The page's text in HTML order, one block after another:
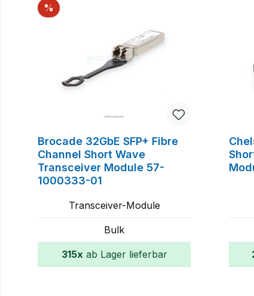
% Rabatt
Brocade 32GbE SFP+ Fibre
Channel Short Wave
Transceiver Module 57-
1000333-01
Transceiver-Module
Bulk
315x ab Lager lieferbar